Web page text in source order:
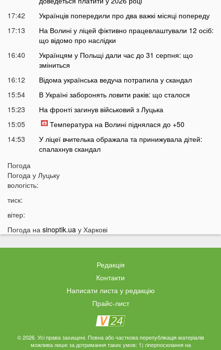
17:42
Українців попередили про два важкі місяці попереду
17:13
На Волині у ліцей фіктивно працевлаштували 12 осіб:
що відомо про наслідки
16:40
Українцям у Польщі дали час до 31 серпня: що
зміниться
16:12
Відома українська ведуча потрапила у скандал
15:54
В Україні заборонять ловити раків: що сталося
15:23
На фронті загинув військовий з Луцька
15:05
Температура на Волині піднялася до +50
14:53
У ліцеї вчителька ображала та принижувала дітей:
спалахнув скандал
14:26
річного українця
14:10
13:38
13:17
Екстрасенс назвав дату початку мирних переговорів з
РФ
Лучани масово їздять на червоне світло навіть
після смертельної аварії на Соборності: шокуючі
В Україні пропонують змінити правила мобілізації:
кого хочуть призивати першими
Ціна здивує українців: чи буде пальне по 100 гривень
На заході України проводять масштабні обшуки у
Погода
Погода у Луцьку
вологість:
тиск:
вітер:
Погода на sinoptik.ua у Харкові
Редакція
Контакти
Написати листа у редакцію
Прайс-лист
© 2026. Усі права захищені. Повна або часткова перепублікація матеріалів
можлива лише за дотримання таких умов: 1) гіперпосилання на